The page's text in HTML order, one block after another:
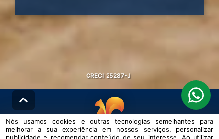
CRECI 25287-J
© DESENVOLVIDO PELAAGIL.NET
Nós usamos cookies e outras tecnologias semelhantes para
melhorar a sua experiência em nossos serviços, personalizar
publicidade e recomendar conteúdo de seu interesse. Ao utilizar